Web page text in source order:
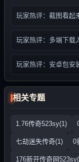
玩家热评：截图看起
玩家热评：多端下载
玩家热评：安卓包安
相关专题
1.76传奇523sy(1)
七劫迷失传奇(1) 0
176新开传奇网